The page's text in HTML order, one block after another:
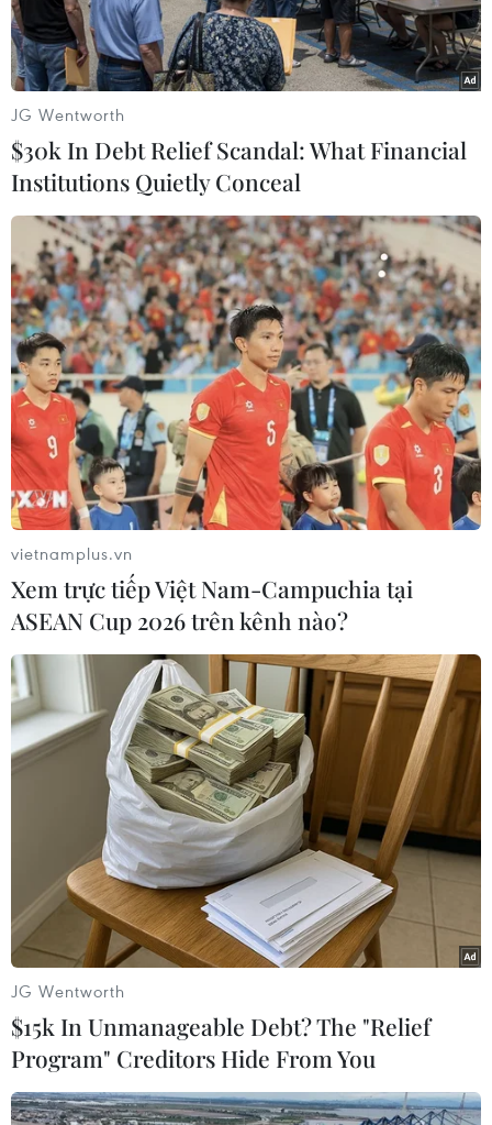
lũ.
Các lực lượng thanh niên tình nguyện được huy động để giúp
dân dọn dẹp nhà ở, vệ sinh đường phố. (Ảnh: TTXVN)
Người dân trở về nhà sau khi sơ tán tránh lũ. (Ảnh: TTXVN)
JG Wentworth
$30k In Debt Relief Scandal: What Financial
Institutions Quietly Conceal
vietnamplus.vn
Xem trực tiếp Việt Nam-Campuchia tại
ASEAN Cup 2026 trên kênh nào?
JG Wentworth
$15k In Unmanageable Debt? The "Relief
Program" Creditors Hide From You